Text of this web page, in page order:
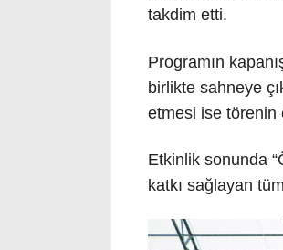
takdim etti.
Programın
birlikte sahneye
etmesi ise törenin
Etkinlik sonunda
katkı sağlayan